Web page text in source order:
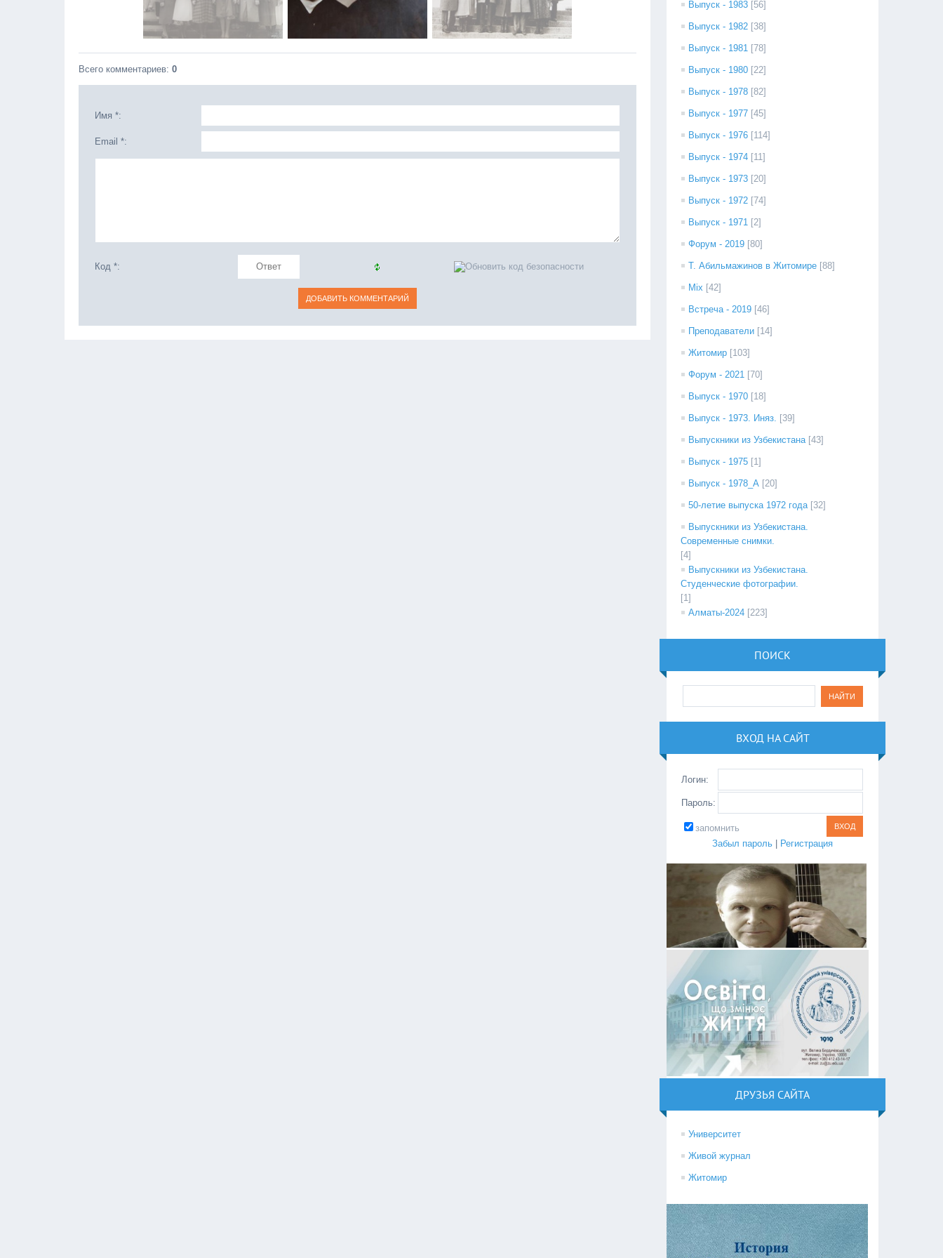
Всего комментариев: 0
Имя *:
Email *:
Код *:
Выпуск - 1983 [56]
Выпуск - 1982 [38]
Выпуск - 1981 [78]
Выпуск - 1980 [22]
Выпуск - 1978 [82]
Выпуск - 1977 [45]
Выпуск - 1976 [114]
Выпуск - 1974 [11]
Выпуск - 1973 [20]
Выпуск - 1972 [74]
Выпуск - 1971 [2]
Форум - 2019 [80]
Т. Абильмажинов в Житомире [88]
Mix [42]
Встреча - 2019 [46]
Преподаватели [14]
Житомир [103]
Форум - 2021 [70]
Выпуск - 1970 [18]
Выпуск - 1973. Иняз. [39]
Выпускники из Узбекистана [43]
Выпуск - 1975 [1]
Выпуск - 1978_А [20]
50-летие выпуска 1972 года [32]
Выпускники из Узбекистана.
Современные снимки.
[4]
Выпускники из Узбекистана.
Студенческие фотографии.
[1]
Алматы-2024 [223]
ПОИСК
ВХОД НА САЙТ
Логин:
Пароль:
запомнить
Забыл пароль| Регистрация
ДРУЗЬЯ САЙТА
Университет
Живой журнал
Житомир